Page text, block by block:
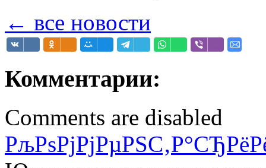
← все новости
Комментарии:
Comments are disabled